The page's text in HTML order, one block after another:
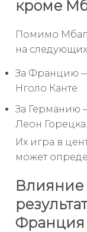
кроме
Помимо
на
За Францию —
Нголо Канте.
За Германию
Леон Горецка.
Их игра в
может
Влияние
Франция